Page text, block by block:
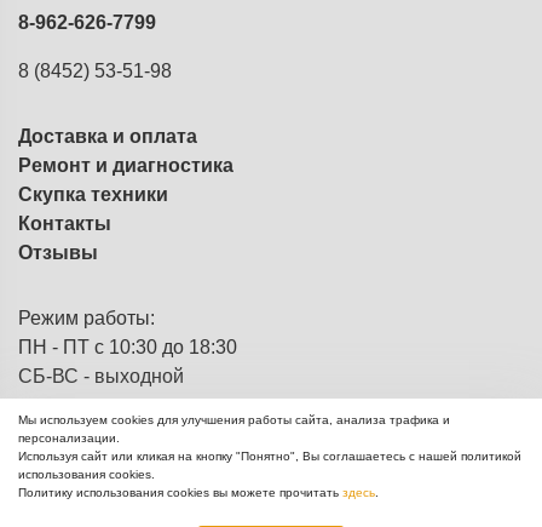
8-962-626-7799
8 (8452) 53-51-98
Доставка и оплата
Ремонт и диагностика
Скупка техники
Контакты
Отзывы
Режим работы:
ПН - ПТ с 10:30 до 18:30
СБ-ВС - выходной
© 2013 - 2026ЭВМка - компьютерный
комиссионный магазин
Создание сайтов Mikhail Degtyarev
Мы используем cookies для улучшения работы сайта, анализа трафика и
персонализации.
Используя сайт или кликая на кнопку "Понятно", Вы соглашаетесь с нашей политикой
использования cookies.
Политику использования cookies вы можете прочитать здесь